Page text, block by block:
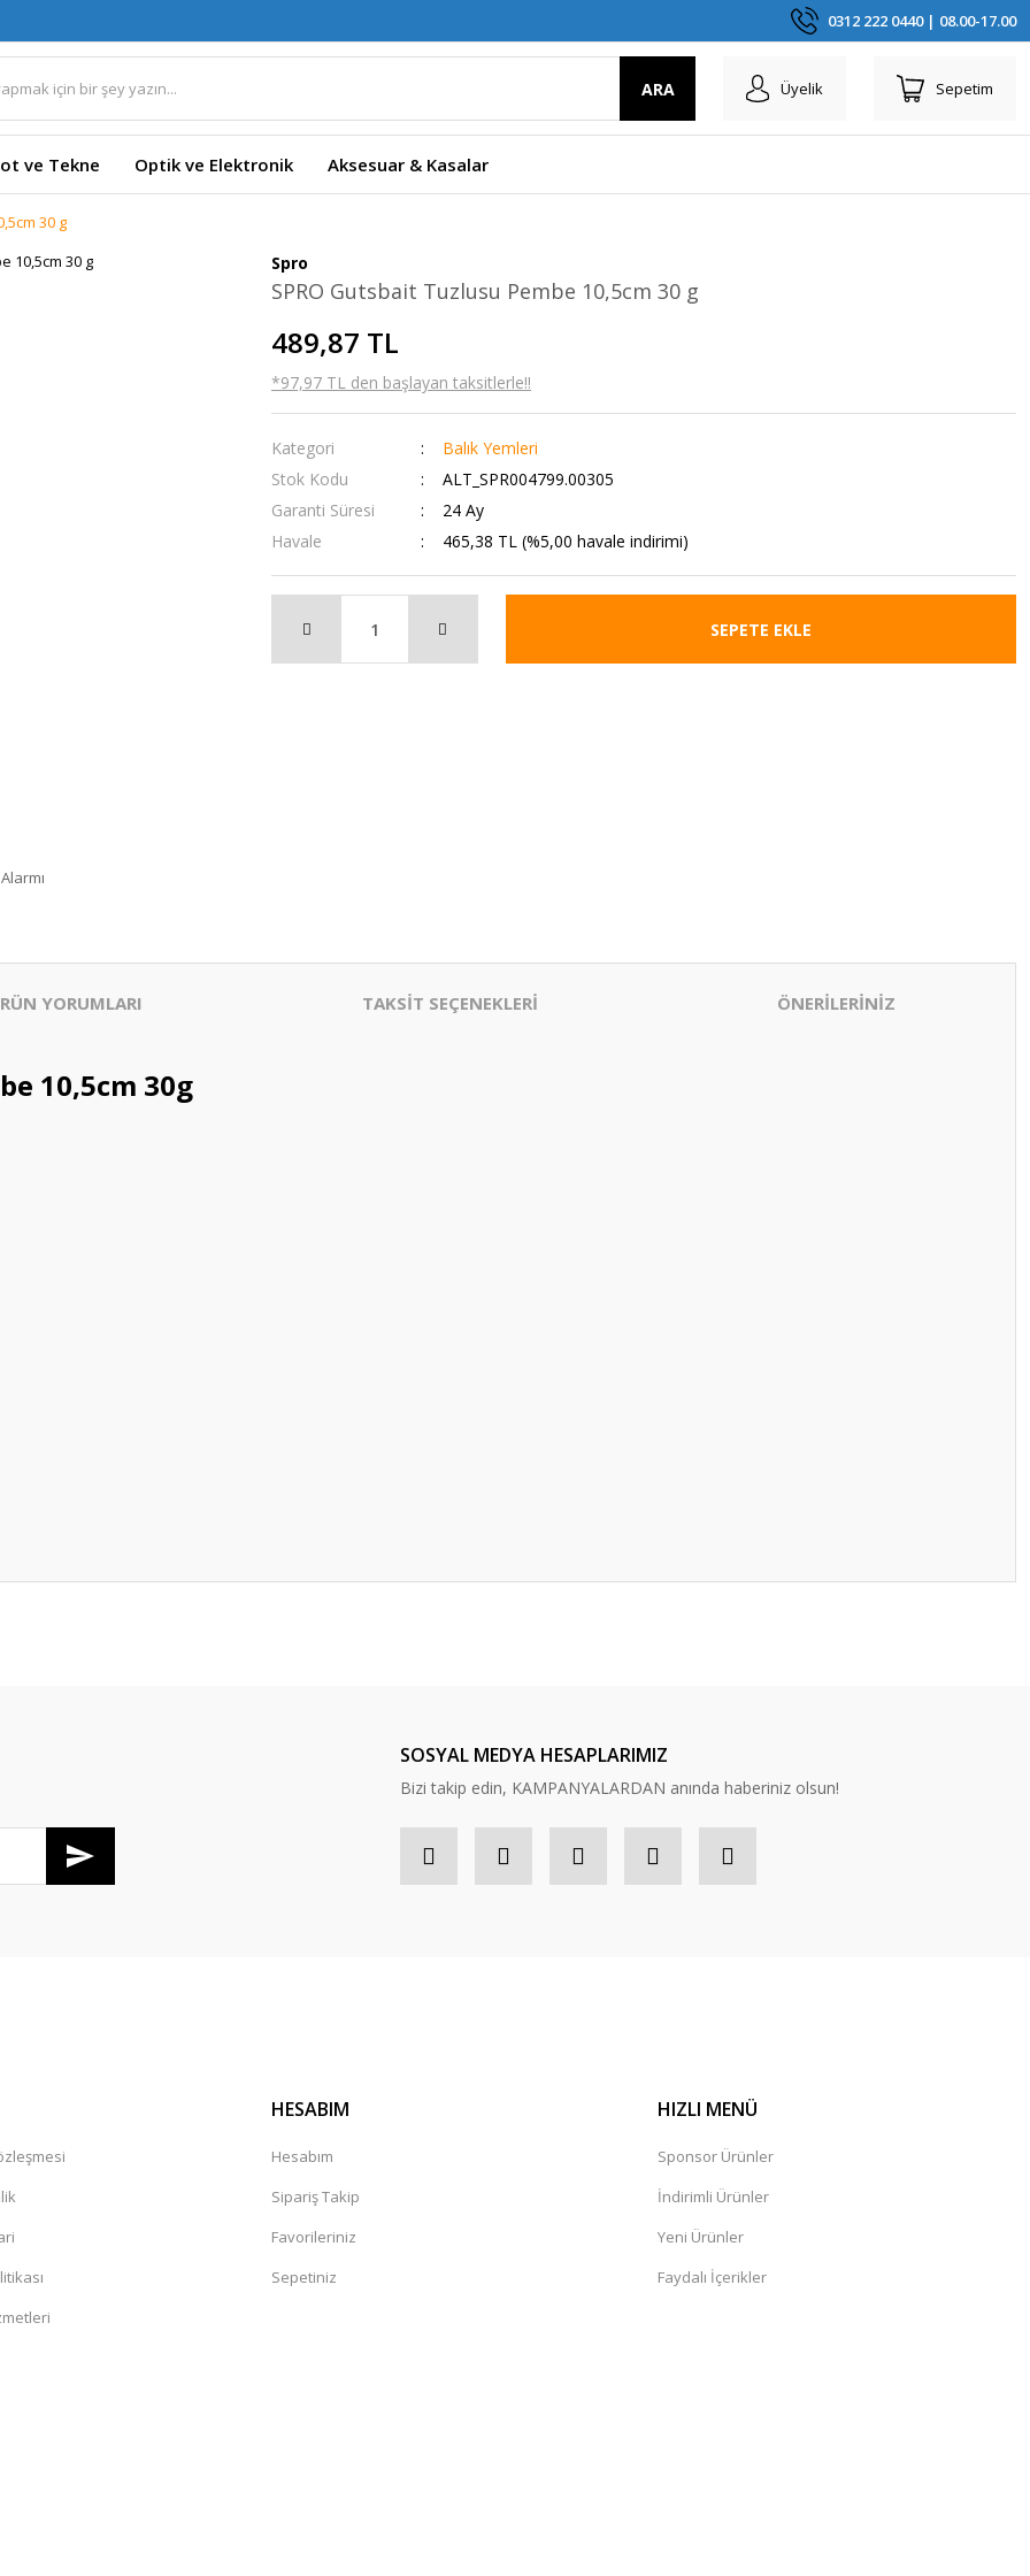
0312 222 0440 | 08.00-17.00
ARA Üyelik Sepetim
ve Tekne Optik ve Elektronik Aksesuar & Kasalar
30 g
Spro
SPRO Gutsbait Tuzlusu Pembe 10,5cm 30 g
489,87 TL
*97,97 TL den başlayan taksitlerle!!
Kategori
Balık Yemleri
Stok Kodu
ALT_SPR004799.00305
Garanti Süresi
24 Ay
Havale
465,38 TL (%5,00 havale indirimi)
SEPETE EKLE
YORUMLARI TAKSİT SEÇENEKLERİ ÖNERİLERİNİZ
10,5cm 30g
SOSYAL MEDYA HESAPLARIMIZ
Bizi takip edin, KAMPANYALARDAN anında haberiniz olsun!
HESABIM
Hesabım
Sipariş Takip
Favorileriniz
Sepetiniz
HIZLI MENÜ
Sponsor Ürünler
İndirimli Ürünler
Yeni Ürünler
Faydalı İçerikler